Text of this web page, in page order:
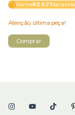
GanheR$ 0,77de
Atenção, última peça!